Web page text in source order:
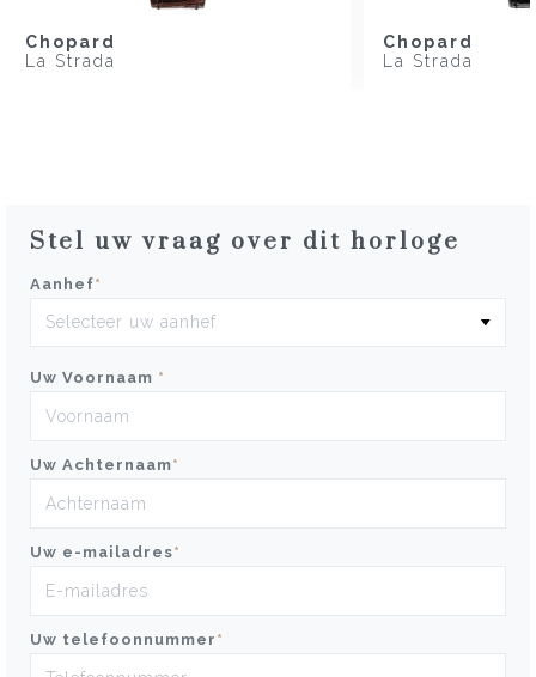
Chopard
La Strada
Chopard
La Strada
Stel uw vraag over dit horloge
Aanhef*
Uw Voornaam *
Uw Achternaam*
Uw e-mailadres*
Uw telefoonnummer *